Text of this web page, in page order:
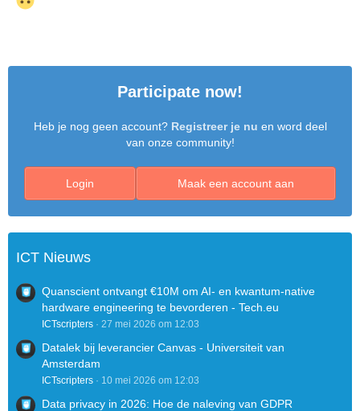
Participate now!
Heb je nog geen account? Registreer je nu en word deel
van onze community!
Maak een account aan
Login
ICT Nieuws
Quanscient ontvangt €10M om AI- en kwantum-native
hardware engineering te bevorderen - Tech.eu
ICTscripters 27 mei 2026 om 12:03
Datalek bij leverancier Canvas - Universiteit van
Amsterdam
ICTscripters 10 mei 2026 om 12:03
Data privacy in 2026: Hoe de naleving van GDPR